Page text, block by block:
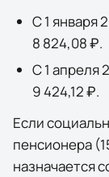
С 1 января
8 824,08 ₽.
С 1 апреля
9 424,12 ₽.
Если
пенсионера (
назначается